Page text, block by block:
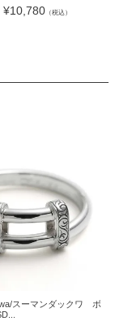
¥10,780（税込）
スーマンダックワ ボ